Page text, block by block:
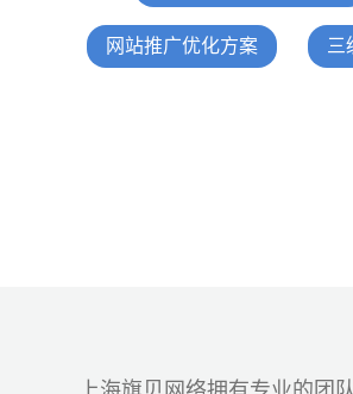
微信平台建设
电子商务商城建设
品
营
网站推广优化方案 三